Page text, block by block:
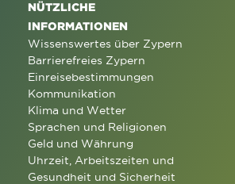
NÜTZLICHE
INFORMATIONEN
Wissenswertes über Zypern
Barrierefreies Zypern
Einreisebestimmungen
Kommunikation
Klima und Wetter
Sprachen und Religionen
Geld und Währung
Uhrzeit, Arbeitszeiten und
Gesundheit und Sicherheit